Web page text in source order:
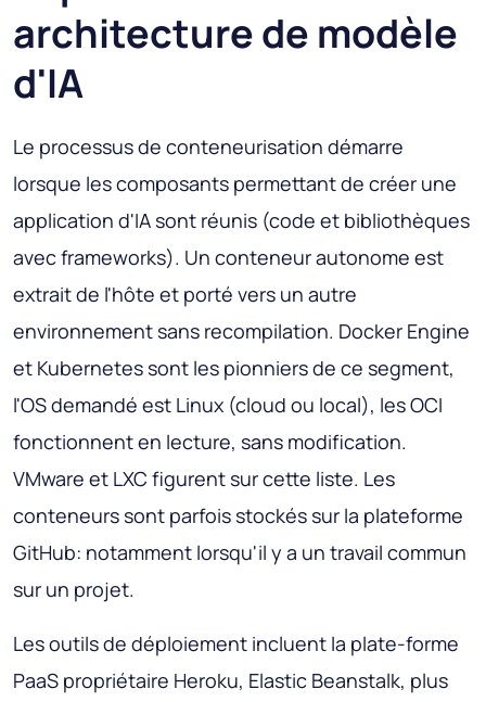
architecture de modèle
d'IA
Le processus de conteneurisation démarre
lorsque les composants permettant de créer une
application d'IA sont réunis (code et bibliothèques
avec frameworks). Un conteneur autonome est
extrait de l'hôte et porté vers un autre
environnement sans recompilation. Docker Engine
et Kubernetes sont les pionniers de ce segment,
l'OS demandé est Linux (cloud ou local), les OCI
fonctionnent en lecture, sans modification.
VMware et LXC figurent sur cette liste. Les
conteneurs sont parfois stockés sur la plateforme
GitHub: notamment lorsqu'il y a un travail commun
sur un projet.
Les outils de déploiement incluent la plate-forme
PaaS propriétaire Heroku, Elastic Beanstalk, plus